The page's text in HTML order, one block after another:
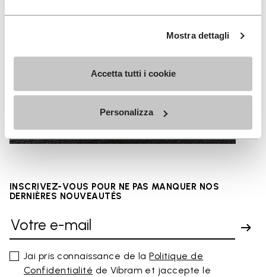
Mostra dettagli
Accetta tutti i cookie
Personalizza
URBAN SURFACES
INSCRIVEZ-VOUS POUR NE PAS MANQUER NOS
DERNIÈRES NOUVEAUTÉS
Jai pris connaissance de laPolitique de
Confidentialité de Vibram et jaccepte le